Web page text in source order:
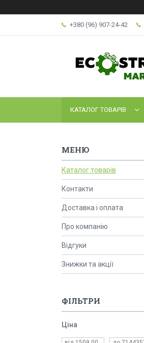
+380 (96) 907-24-42
КАТАЛОГ ТОВАРІВ
Каталог товарів
Контакти
Доставка і оплата
Про компанію
Відгуки
Знижки та акції
ФІЛЬТРИ
Ціна